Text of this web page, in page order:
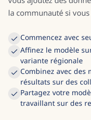
de document. Le
vous ajoutez des
Commencez avec
Affinez le modèle
variante régionale
Combinez avec des
résultats sur des
Partagez votre